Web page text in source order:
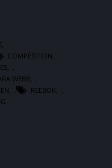
,
COMPÉTITION,
,
WEBB,
, REEBOK,